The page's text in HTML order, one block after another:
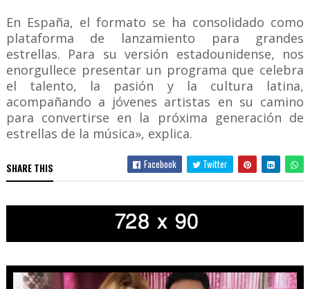
En España, el formato se ha consolidado como
plataforma de lanzamiento para grandes
estrellas. Para su versión estadounidense, nos
enorgullece presentar un programa que celebra
el talento, la pasión y la cultura latina,
acompañando a jóvenes artistas en su camino
para convertirse en la próxima generación de
estrellas de la música», explica.
SHARE THIS Facebook Twitter